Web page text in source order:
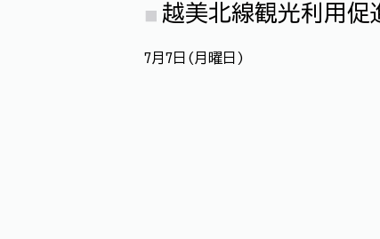
越美北線観光利用促
7月7日(月曜日)